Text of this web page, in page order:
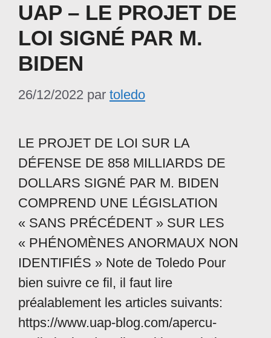
UAP – LE PROJET DE
LOI SIGNÉ PAR M.
BIDEN
26/12/2022 par toledo
LE PROJET DE LOI SUR LA
DÉFENSE DE 858 MILLIARDS DE
DOLLARS SIGNÉ PAR M. BIDEN
COMPREND UNE LÉGISLATION
« SANS PRÉCÉDENT » SUR LES
« PHÉNOMÈNES ANORMAUX NON
IDENTIFIÉS » Note de Toledo Pour
bien suivre ce fil, il faut lire
préalablement les articles suivants:
https://www.uap-blog.com/apercu-